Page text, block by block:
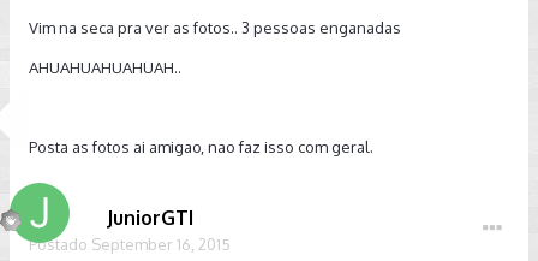
Vim na seca pra ver as fotos.. 3 pessoas enganadas
AHUAHUAHUAHUAH..
Posta as fotos ai amigao, nao faz isso com geral.
JuniorGTI
Postado September 16, 2015